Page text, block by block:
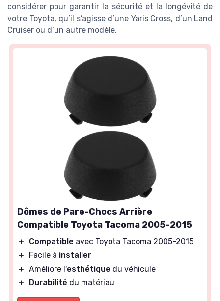
considérer pour garantir la sécurité et la longévité de
votre Toyota, qu’il s’agisse d’une Yaris Cross, d’un Land
Cruiser ou d’un autre modèle.
Dômes de Pare-Chocs Arrière
Compatible Toyota Tacoma 2005-2015
＋ Compatible avec Toyota Tacoma 2005-2015
＋
Facile à installer
＋ Améliore l'esthétique du véhicule
＋
Durabilité du matériau